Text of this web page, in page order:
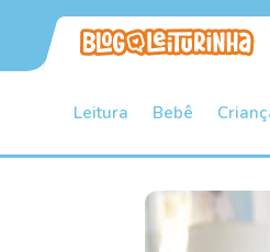
Leitura Bebê